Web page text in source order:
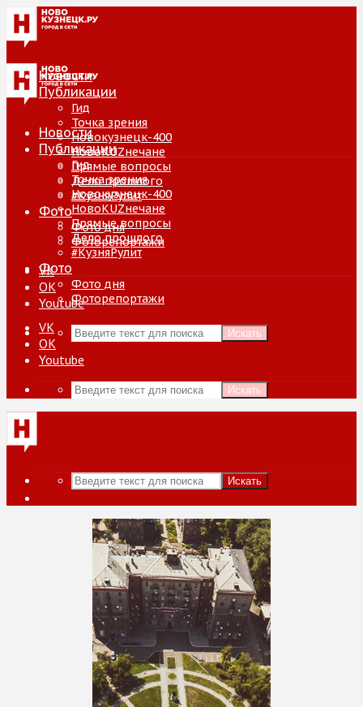
Новости
Публикации
Гид
Точка зрения
Новокузнецк-400
НовоKUZнечане
Прямые вопросы
Дело прошлого
#КузняРулит
Фото
Фото дня
Фоторепортажи
VK
ОК
Youtube
Искать
Новости
Публикации
Гид
Точка зрения
Новокузнецк-400
НовоKUZнечане
Прямые вопросы
Дело прошлого
#КузняРулит
Фото
Фото дня
Фоторепортажи
VK
ОК
Youtube
Искать
Искать